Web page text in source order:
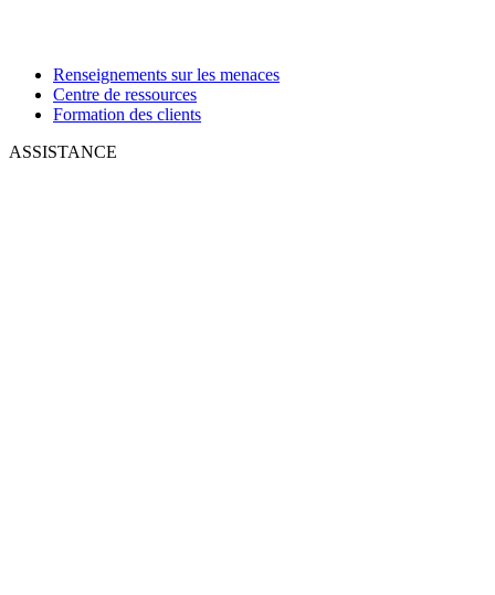
Renseignements sur les menaces
Centre de ressources
Formation des clients
ASSISTANCE